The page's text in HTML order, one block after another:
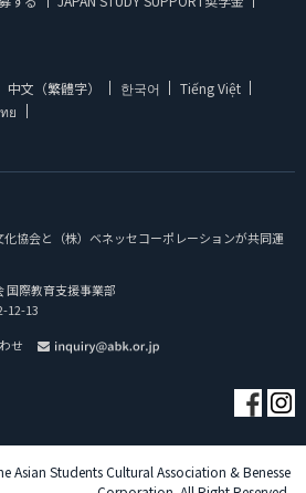
中文（繁體字） 한국어
Tiếng Việt
ย
協会と（株）ベネッセコーポレーションが共同運
国際教育支援事業部
12-13
せ
Asian Students Cultural Association & Benesse